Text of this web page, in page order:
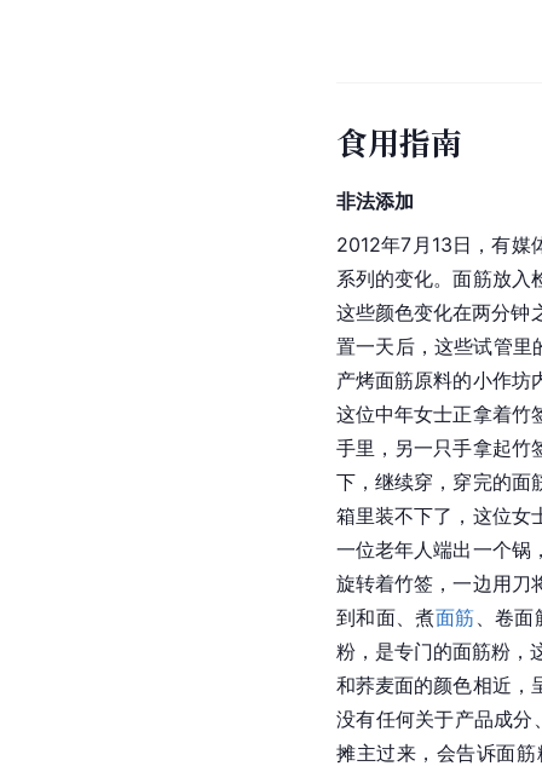
食用指南
非法添加
2012年7月13日，有媒
系列的变化。面筋放入
这些颜色变化在两分钟
置一天后，这些试管里
产烤面筋原料的小作坊
这位中年女士正拿着竹
手里，另一只手拿起竹
下，继续穿，穿完的面
箱里装不下了，这位女
一位老年人端出一个锅
旋转着竹签，一边用刀
到和面、煮面筋 、卷
粉，是专门的面筋粉，
和荞麦面的颜色相近，
没有任何关于产品成分
摊主过来，会告诉面